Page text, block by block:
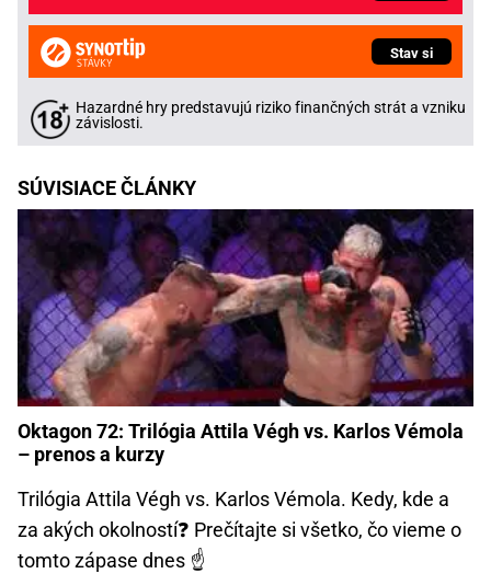
Stav si
Hazardné hry predstavujú riziko finančných strát a vzniku
závislosti.
SÚVISIACE ČLÁNKY
Oktagon 72: Trilógia Attila Végh vs. Karlos Vémola
– prenos a kurzy
Trilógia Attila Végh vs. Karlos Vémola. Kedy, kde a
za akých okolností❓ Prečítajte si všetko, čo vieme o
tomto zápase dnes ☝